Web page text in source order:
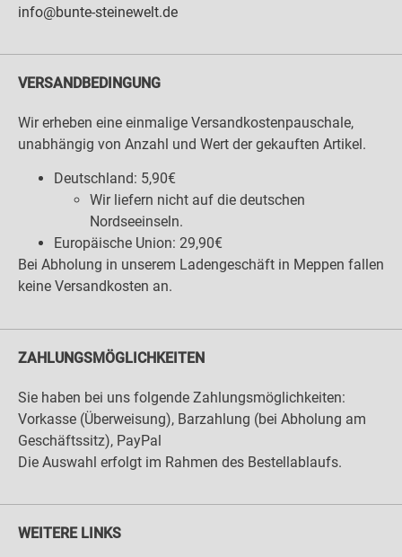
info@bunte-steinewelt.de
VERSANDBEDINGUNG
Wir erheben eine einmalige Versandkostenpauschale,
unabhängig von Anzahl und Wert der gekauften Artikel.
Deutschland: 5,90€
Wir liefern nicht auf die deutschen
Nordseeinseln.
Europäische Union: 29,90€
Bei Abholung in unserem Ladengeschäft in Meppen fallen
keine Versandkosten an.
ZAHLUNGSMÖGLICHKEITEN
Sie haben bei uns folgende Zahlungsmöglichkeiten:
Vorkasse (Überweisung), Barzahlung (bei Abholung am
Geschäftssitz), PayPal
Die Auswahl erfolgt im Rahmen des Bestellablaufs.
WEITERE LINKS